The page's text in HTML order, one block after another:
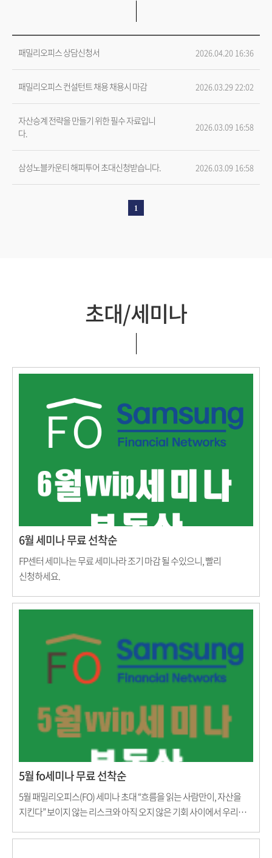
패밀리오피스 상담신청서 2026.04.20 16:36
패밀리오피스 컨설턴트 채용 채용시 마감 2026.03.29 22:02
자산승계 전략을 만들기 위한 필수 자료입니
다.
2026.03.09 16:58
삼성노블카운티 해피투어 초대신청받습니다. 2026.03.09 16:58
1
초대/세미나
6월 세미나 무료 선착순
FP센터 세미나는 무료 세미나라 조기 마감 될 수있으니, 빨리
신청하세요.
5월 fo세미나 무료 선착순
5월 패밀리오피스(FO) 세미나 초대 “흐름을 읽는 사람만이, 자산을
지킨다” 보이지 않는 리스크와 아직 오지 않은 기회 사이에서 우리는
기업과 개인의 자산을 입체적으로 점검하는 프라이빗 세미나를